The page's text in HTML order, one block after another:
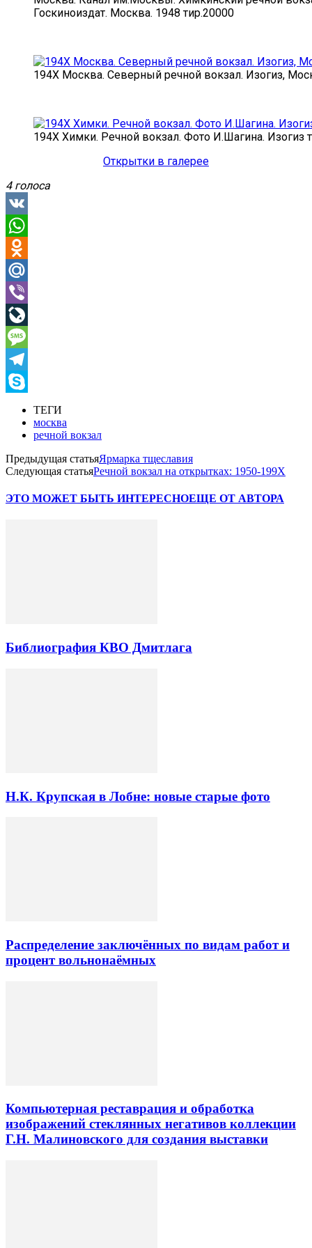
Госкиноиздат. Москва. 1948 тир.20000
194X Москва. Северный речной вокзал. Изогиз,
194X Химки. Речной вокзал. Фото И.Шагина. Изогиз
Открытки в галерее
4 голоса
VK
WhatsApp
Odnoklassniki
Mail.Ru
Viber
LiveJournal
Message
Telegram
SkypeТЕГИ
москва
речной вокзал
Предыдущая статьяЯрмарка тщеславия
Следующая статьяРечной вокзал на открытках: 1950-199Х
ЭТО МОЖЕТ БЫТЬ ИНТЕРЕСНОЕЩЕ ОТ АВТОРА
Библиография КВО Дмитлага
Н.К. Крупская в Лобне: новые старые фото
Распределение заключённых по видам работ и
процент вольнонаёмных
Компьютерная реставрация и обработка
изображений стеклянных негативов коллекции
Г.Н. Малиновского для создания выставки